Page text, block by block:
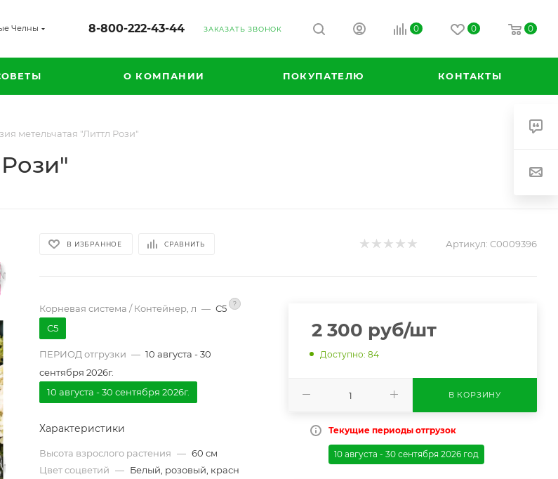
Челны 8-800-222-43-44 ЗАКАЗАТЬ ЗВОНОК 0 0 0
О КОМПАНИИ ПОКУПАТЕЛЮ КОНТАКТЫ
метельчатая "Литтл Рози"
В ИЗБРАННОЕ СРАВНИТЬ Артикул: С0009396
Корневая система / Контейнер, л — С5 ?
С5
ПЕРИОД отгрузки — 10 августа - 30
сентября 2026г.
10 августа - 30 сентября 2026г.
Характеристики
Высота взрослого растения — 60 см
Цвет соцветий — Белый, розовый, красн
2 300 руб/шт
Доступно: 84
В КОРЗИНУ
Текущие периоды отгрузок
10 августа - 30 сентября 2026 год